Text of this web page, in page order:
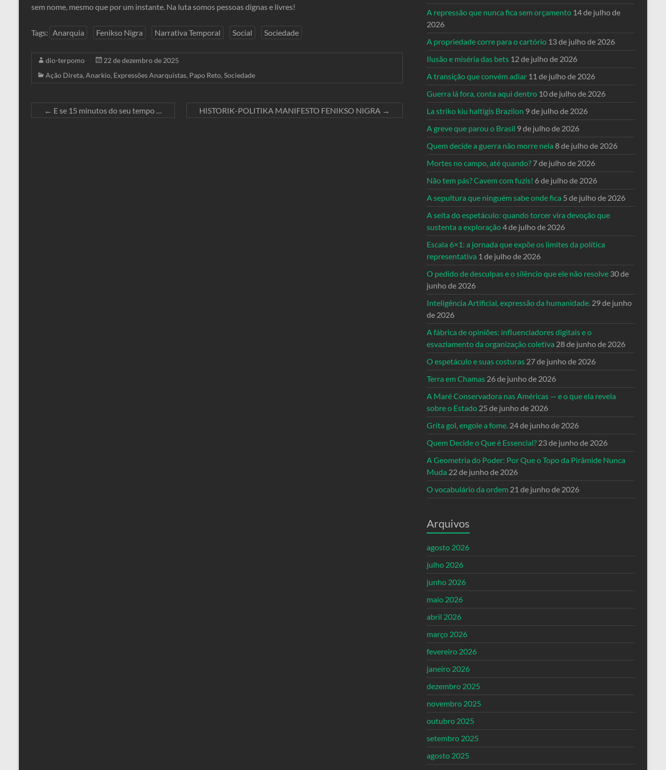
sem nome, mesmo que por um instante. Na luta somos pessoas dignas e livres!
Tags: Anarquia Fenikso Nigra Narrativa Temporal Social Sociedade
dio-terpomo
22 de dezembro de 2025
Ação Direta, Anarkio, Expressões Anarquistas, Papo Reto, Sociedade
← E se 15 minutos do seu tempo … HISTORIK-POLITIKA MANIFESTO FENIKSO NIGRA →
A repressão que nunca fica sem orçamento 14 de julho de
2026
A propriedade corre para o cartório 13 de julho de 2026
Ilusão e miséria das bets 12 de julho de 2026
A transição que convém adiar 11 de julho de 2026
Guerra lá fora, conta aqui dentro 10 de julho de 2026
La striko kiu haltigis Brazilon 9 de julho de 2026
A greve que parou o Brasil 9 de julho de 2026
Quem decide a guerra não morre nela 8 de julho de 2026
Mortes no campo, até quando? 7 de julho de 2026
Não tem pás? Cavem com fuzis! 6 de julho de 2026
A sepultura que ninguém sabe onde fica 5 de julho de 2026
A seita do espetáculo: quando torcer vira devoção que
sustenta a exploração4 de julho de 2026
Escala 6×1: a jornada que expõe os limites da política
representativa 1 de julho de 2026
O pedido de desculpas e o silêncio que ele não resolve 30 de
junho de 2026
Inteligência Artificial, expressão da humanidade. 29 de junho
de 2026
A fábrica de opiniões: influenciadores digitais e o
esvaziamento da organização coletiva 28 de junho de 2026
O espetáculo e suas costuras 27 de junho de 2026
Terra em Chamas 26 de junho de 2026
A Maré Conservadora nas Américas — e o que ela revela
sobre o Estado 25 de junho de 2026
Grita gol, engole a fome. 24 de junho de 2026
Quem Decide o Que é Essencial? 23 de junho de 2026
A Geometria do Poder: Por Que o Topo da Pirâmide Nunca
Muda 22 de junho de 2026
O vocabulário da ordem 21 de junho de 2026
Arquivos
agosto 2026
julho 2026
junho 2026
maio 2026
abril 2026
março 2026
fevereiro 2026
janeiro 2026
dezembro 2025
novembro 2025
outubro 2025
setembro 2025
agosto 2025